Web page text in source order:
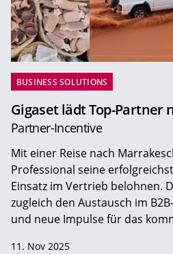
BUSINESS SOLUTIONS
Gigaset lädt Top-Partner
Partner-Incentive
Mit einer Reise nach
Professional seine
Einsatz im Vertrieb belohnen.
zugleich den Austausch im
und neue Impulse für das
11. Nov 2025